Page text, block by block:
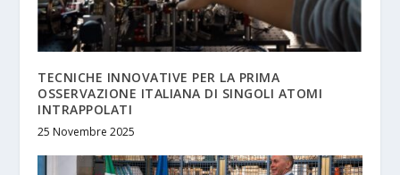
TECNICHE INNOVATIVE PER LA PRIMA
OSSERVAZIONE ITALIANA DI SINGOLI ATOMI
INTRAPPOLATI
25 Novembre 2025